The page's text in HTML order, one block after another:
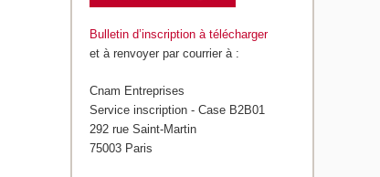
Bulletin d’inscription à télécharger
et à renvoyer par courrier à :
Cnam Entreprises
Service inscription - Case B2B01
292 rue Saint-Martin
75003 Paris